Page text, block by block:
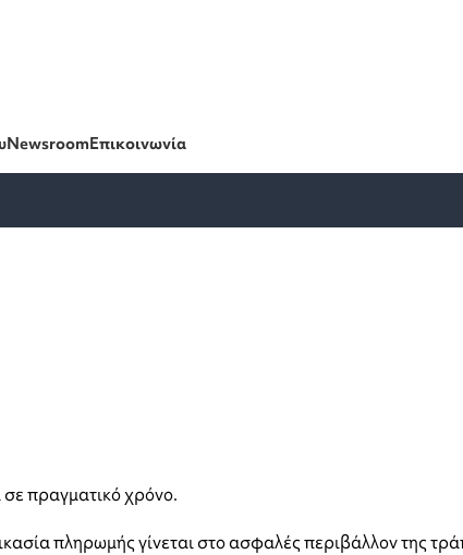
NewsroomΕπικοινωνία
σε πραγματικό χρόνο.
πληρωμής γίνεται στο ασφαλές περιβάλλον της